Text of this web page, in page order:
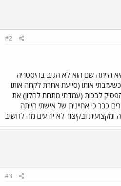
#2
הייתה שם הוא לא הגיב בהיסטריה
אותו (סייעת אחרת לקחה אותו
לבכות (עמדתי מתחת לחלון) את
כבר כי אחיינית של אישתי הייתה
ומקצועית ובקיצור לא יודעים מה לחשוב
#3